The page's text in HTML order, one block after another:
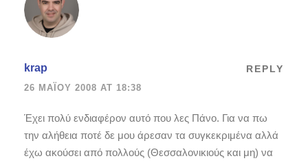
krap
26 ΜΑΪ́ΟΥ 2008 AT 18:38
REPLY
Έχει πολύ ενδιαφέρον αυτό που λες Πάνο. Για να πω
την αλήθεια ποτέ δε μου άρεσαν τα συγκεκριμένα αλλά
έχω ακούσει από πολλούς (Θεσσαλονικιούς και μη) να